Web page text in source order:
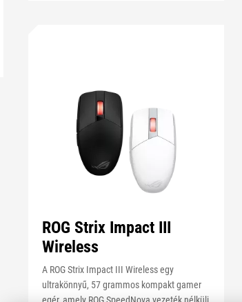
ROG Strix Impact III
Wireless
A ROG Strix Impact III Wireless egy
ultrakönnyű, 57 grammos kompakt gamer
egér, amely ROG SpeedNova vezeték nélküli